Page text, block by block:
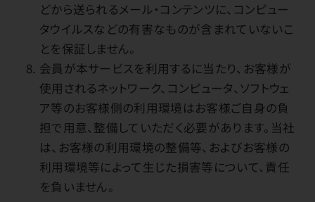
どから送られるメール・コンテンツに、コンピュー
タウイルスなどの有害なものが含まれていないこ
とを保証しません。
会員が本サービスを利用するに当たり、お客様が
使用されるネットワーク、コンピュータ、ソフトウェ
ア等のお客様側の利用環境はお客様ご自身の負
担で用意、整備していただく必要があります。当社
は、お客様の利用環境の整備等、およびお客様の
利用環境等によって生じた損害等について、責任
を負いません。